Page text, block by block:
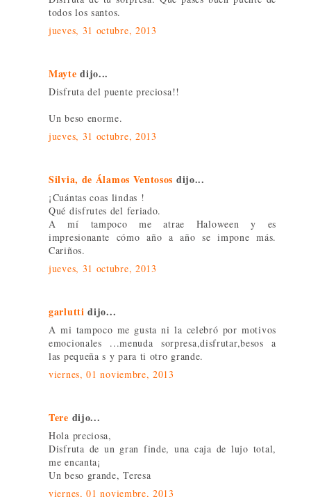
todos los santos.
jueves, 31 octubre, 2013
Mayte dijo...
Disfruta del puente preciosa!!
Un beso enorme.
jueves, 31 octubre, 2013
Silvia, de Álamos Ventosos dijo...
¡Cuántas coas lindas !
Qué disfrutes del feriado.
A mí tampoco me atrae Haloween y es
impresionante cómo año a año se impone más.
Cariños.
jueves, 31 octubre, 2013
garlutti dijo...
A mi tampoco me gusta ni la celebró por motivos
emocionales ...menuda sorpresa,disfrutar,besos a
las pequeña s y para ti otro grande.
viernes, 01 noviembre, 2013
Tere dijo...
Hola preciosa,
Disfruta de un gran finde, una caja de lujo total,
me encanta¡
Un beso grande, Teresa
viernes, 01 noviembre, 2013